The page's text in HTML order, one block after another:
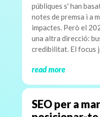
públiques s' han
notes de premsa i a
impactes. Però el
una altra direcció:
credibilitat. El focus ja
read more
SEO per a